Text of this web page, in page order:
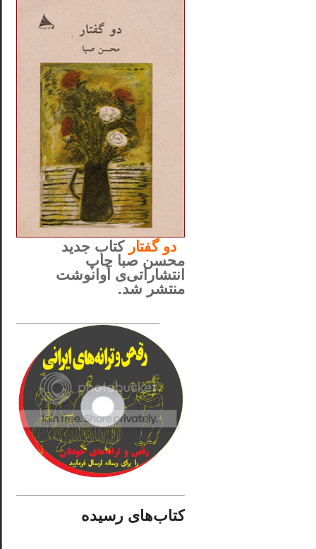
دوگفتار کتاب جدید
محسن صبا چاپ
انتشاراتی‌ی آوانوشت
منتشر شد.
کتاب‌های رسیده